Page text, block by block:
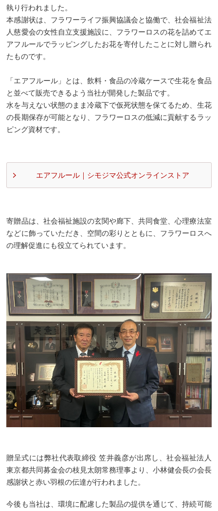
執り行われました。
本感謝状は、フラワーライフ振興協議会と協働で、社会福祉法
人慈愛会の女性自立支援施設に、フラワーロスの花を詰めてエ
アフルールでラッピングしたお花を寄付したことに対し贈られ
たものです。
「エアフルール」とは、飲料・食品の冷蔵ケースで生花を食品
と並べて販売できるよう当社が開発した製品です。
水を与えない状態のまま冷蔵下で仮死状態を保てるため、生花
の長期保存が可能となり、フラワーロスの低減に貢献するラッ
ピング資材です。
エアフルール｜シモジマ公式オンラインストア
寄贈品は、社会福祉施設の玄関や廊下、共同食堂、心理療法室
などに飾っていただき、空間の彩りとともに、フラワーロスへ
の理解促進にも役立てられています。
贈呈式には弊社代表取締役 笠井義彦が出席し、社会福祉法人
東京都共同募金会の枝見太朗常務理事より、小林健会長の会長
感謝状と赤い羽根の伝達が行われました。
今後も当社は、環境に配慮した製品の提供を通じて、持続可能